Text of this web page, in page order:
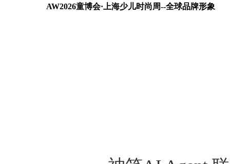
AW2026童博会·上海少儿时尚周--全球品牌形象